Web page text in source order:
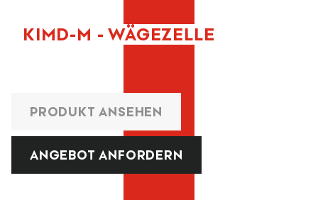
KIMD-M - WÄGEZELLE
PRODUKT ANSEHEN
ANGEBOT ANFORDERN